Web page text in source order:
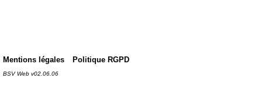
Mentions légales Politique RGPD
BSV Web v02.06.06